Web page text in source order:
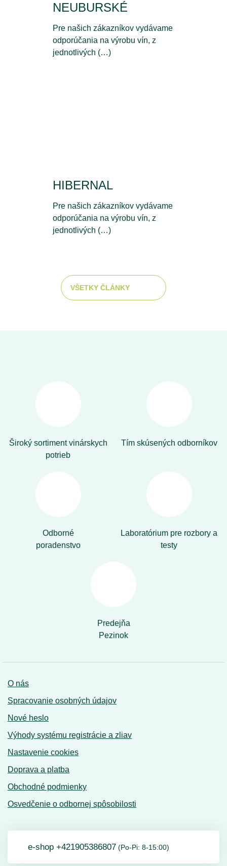
NEUBURSKÉ
Pre našich zákazníkov vydávame
odporúčania na výrobu vín, z
jednotlivých (…)
HIBERNAL
Pre našich zákazníkov vydávame
odporúčania na výrobu vín, z
jednotlivých (…)
VŠETKY ČLÁNKY
Široký sortiment vinárskych
potrieb
Tím skúsených odborníkov
Odborné
poradenstvo
Laboratórium pre rozbory a
testy
Predejňa
Pezinok
O nás
Spracovanie osobných údajov
Nové heslo
Výhody systému registrácie a zliav
Nastavenie cookies
Doprava a platba
Obchodné podmienky
Osvedčenie o odbornej spôsobilosti
e-shop +421905386807 (Po-Pi: 8-15:00)